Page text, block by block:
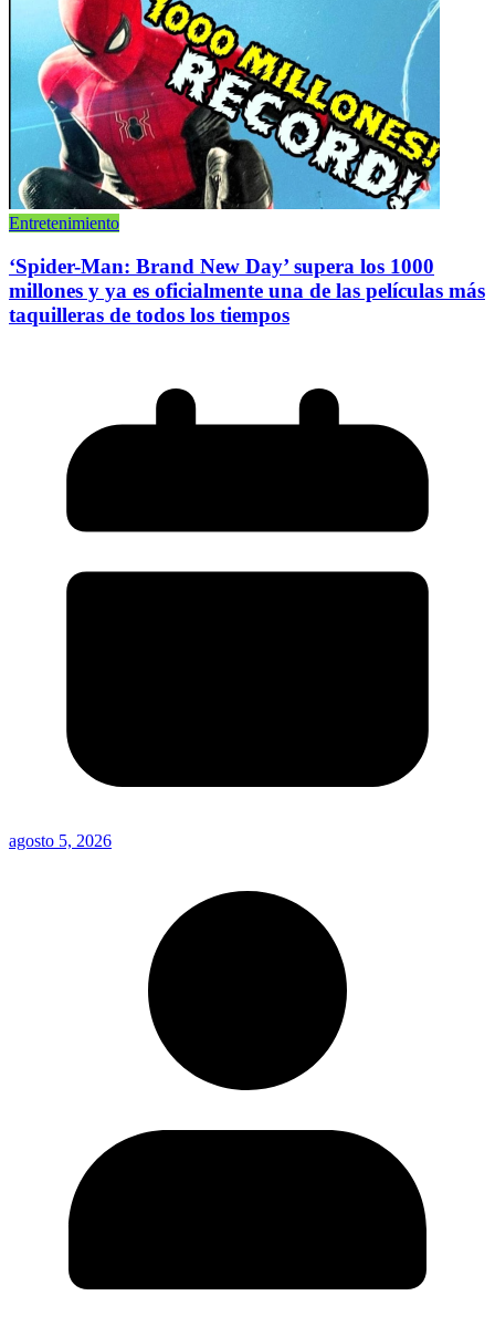
Entretenimiento
‘Spider-Man: Brand New Day’ supera los 1000
millones y ya es oficialmente una de las películas más
taquilleras de todos los tiempos
agosto 5, 2026